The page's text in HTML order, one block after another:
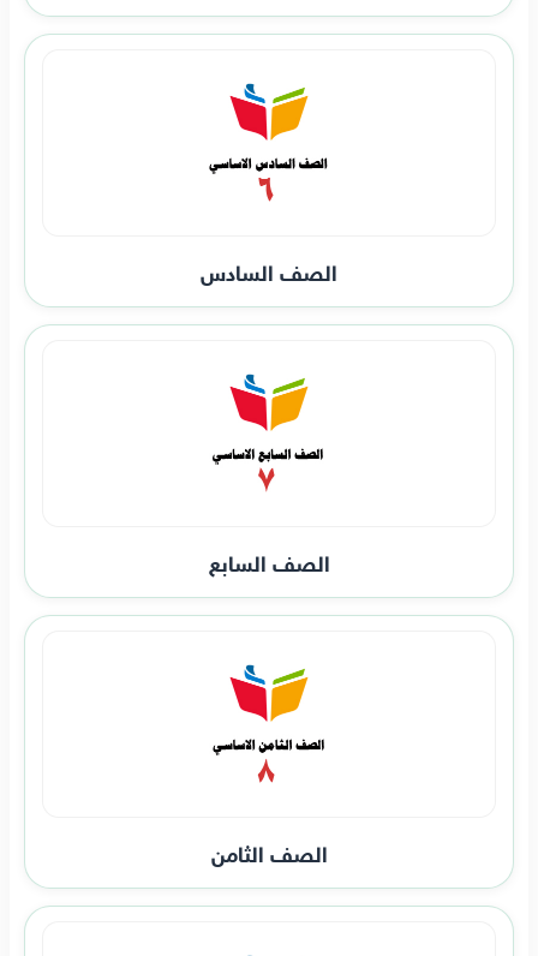
الصف السادس
الصف السابع
الصف الثامن